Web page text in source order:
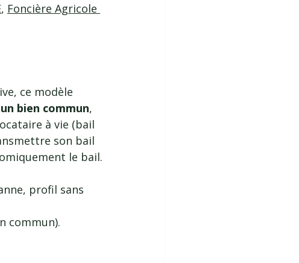
, Foncière Agricole
ce modèle
bien commun,
à vie (bail
son bail
le bail.
profil sans
commun).